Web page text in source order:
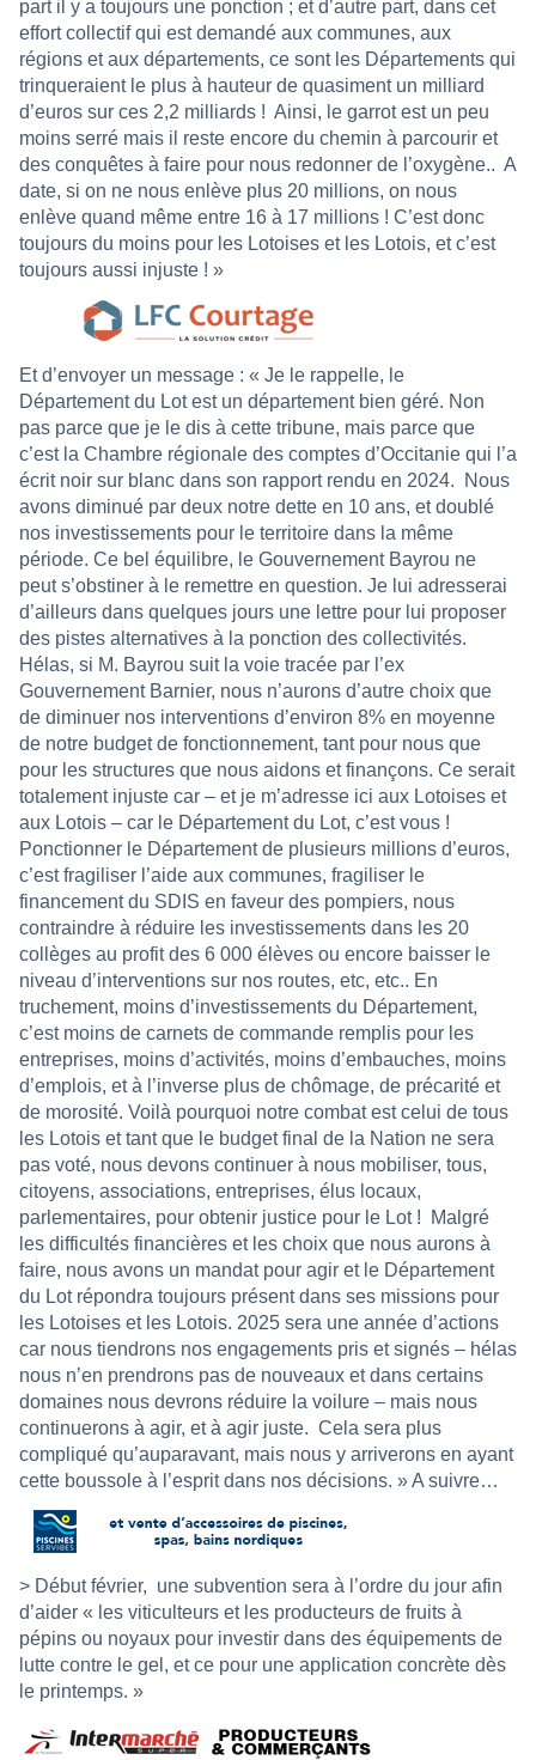
part il y a toujours une ponction ; et d’autre part, dans cet
effort collectif qui est demandé aux communes, aux
régions et aux départements, ce sont les Départements qui
trinqueraient le plus à hauteur de quasiment un milliard
d’euros sur ces 2,2 milliards ! Ainsi, le garrot est un peu
moins serré mais il reste encore du chemin à parcourir et
des conquêtes à faire pour nous redonner de l’oxygène.. A
date, si on ne nous enlève plus 20 millions, on nous
enlève quand même entre 16 à 17 millions ! C’est donc
toujours du moins pour les Lotoises et les Lotois, et c’est
toujours aussi injuste ! »
Et d’envoyer un message : « Je le rappelle, le
Département du Lot est un département bien géré. Non
pas parce que je le dis à cette tribune, mais parce que
c’est la Chambre régionale des comptes d’Occitanie qui l’a
écrit noir sur blanc dans son rapport rendu en 2024.
Nous
avons diminué par deux notre dette en 10 ans, et doublé
nos investissements pour le territoire dans la même
période. Ce bel équilibre, le Gouvernement Bayrou ne
peut s’obstiner à le remettre en question. Je lui adresserai
d’ailleurs dans quelques jours une lettre pour lui proposer
des pistes alternatives à la ponction des collectivités.
Hélas, si M. Bayrou suit la voie tracée par l’ex
Gouvernement Barnier, nous n’aurons d’autre choix que
de diminuer nos interventions d’environ 8% en moyenne
de notre budget de fonctionnement, tant pour nous que
pour les structures que nous aidons et finançons. Ce serait
totalement injuste car – et je m’adresse ici aux Lotoises et
aux Lotois – car le Département du Lot, c’est vous !
Ponctionner le Département de plusieurs millions d’euros,
c’est fragiliser l’aide aux communes, fragiliser le
financement du SDIS en faveur des pompiers, nous
contraindre à réduire les investissements dans les 20
collèges au profit des 6 000 élèves ou encore baisser le
niveau d’interventions sur nos routes, etc, etc.. En
truchement, moins d’investissements du Département,
c’est moins de carnets de commande remplis pour les
entreprises, moins d’activités, moins d’embauches, moins
d’emplois, et à l’inverse plus de chômage, de précarité et
de morosité. Voilà pourquoi notre combat est celui de tous
les Lotois et tant que le budget final de la Nation ne sera
pas voté, nous devons continuer à nous mobiliser, tous,
citoyens, associations, entreprises, élus locaux,
parlementaires, pour obtenir justice pour le Lot ! Malgré
les difficultés financières et les choix que nous aurons à
faire, nous avons un mandat pour agir et le Département
du Lot répondra toujours présent dans ses missions pour
les Lotoises et les Lotois. 2025 sera une année d’actions
car nous tiendrons nos engagements pris et signés – hélas
nous n’en prendrons pas de nouveaux et dans certains
domaines nous devrons réduire la voilure – mais nous
continuerons à agir, et à agir juste. Cela sera plus
compliqué qu’auparavant, mais nous y arriverons en ayant
cette boussole à l’esprit dans nos décisions. » A suivre…
> Début février, une subvention sera à l’ordre du jour afin
d’aider « les viticulteurs et les producteurs de fruits à
pépins ou noyaux pour investir dans des équipements de
lutte contre le gel, et ce pour une application concrète dès
le printemps. »